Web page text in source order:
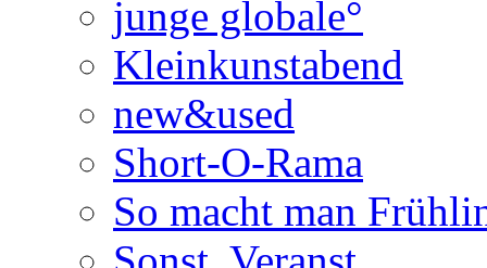
junge globale°
Kleinkunstabend
new&used
Short-O-Rama
So macht man